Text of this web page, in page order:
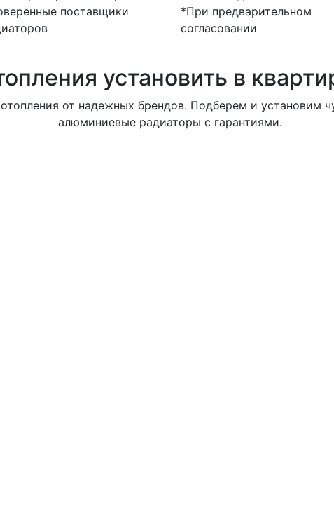
поставщики
*При предварительном
согласовании
установить в
от надежных брендов. Подберем и установим
алюминиевые радиаторы с гарантиями.